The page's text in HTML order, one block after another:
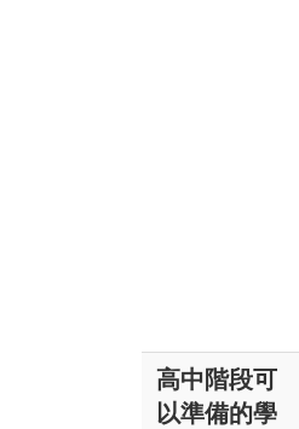
高中階段可
以準備的學